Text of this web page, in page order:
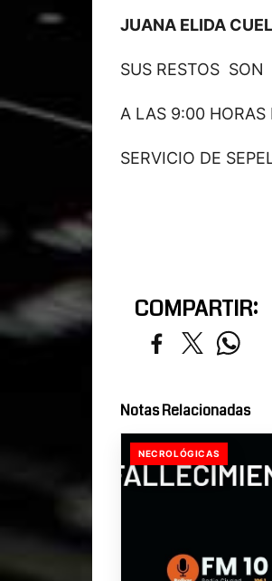
JUANA ELIDA
SUS RESTOS
A LAS 9:00 HORAS
SERVICIO DE
COMPARTIR:
Notas Relacionadas
NECROLÓGICAS